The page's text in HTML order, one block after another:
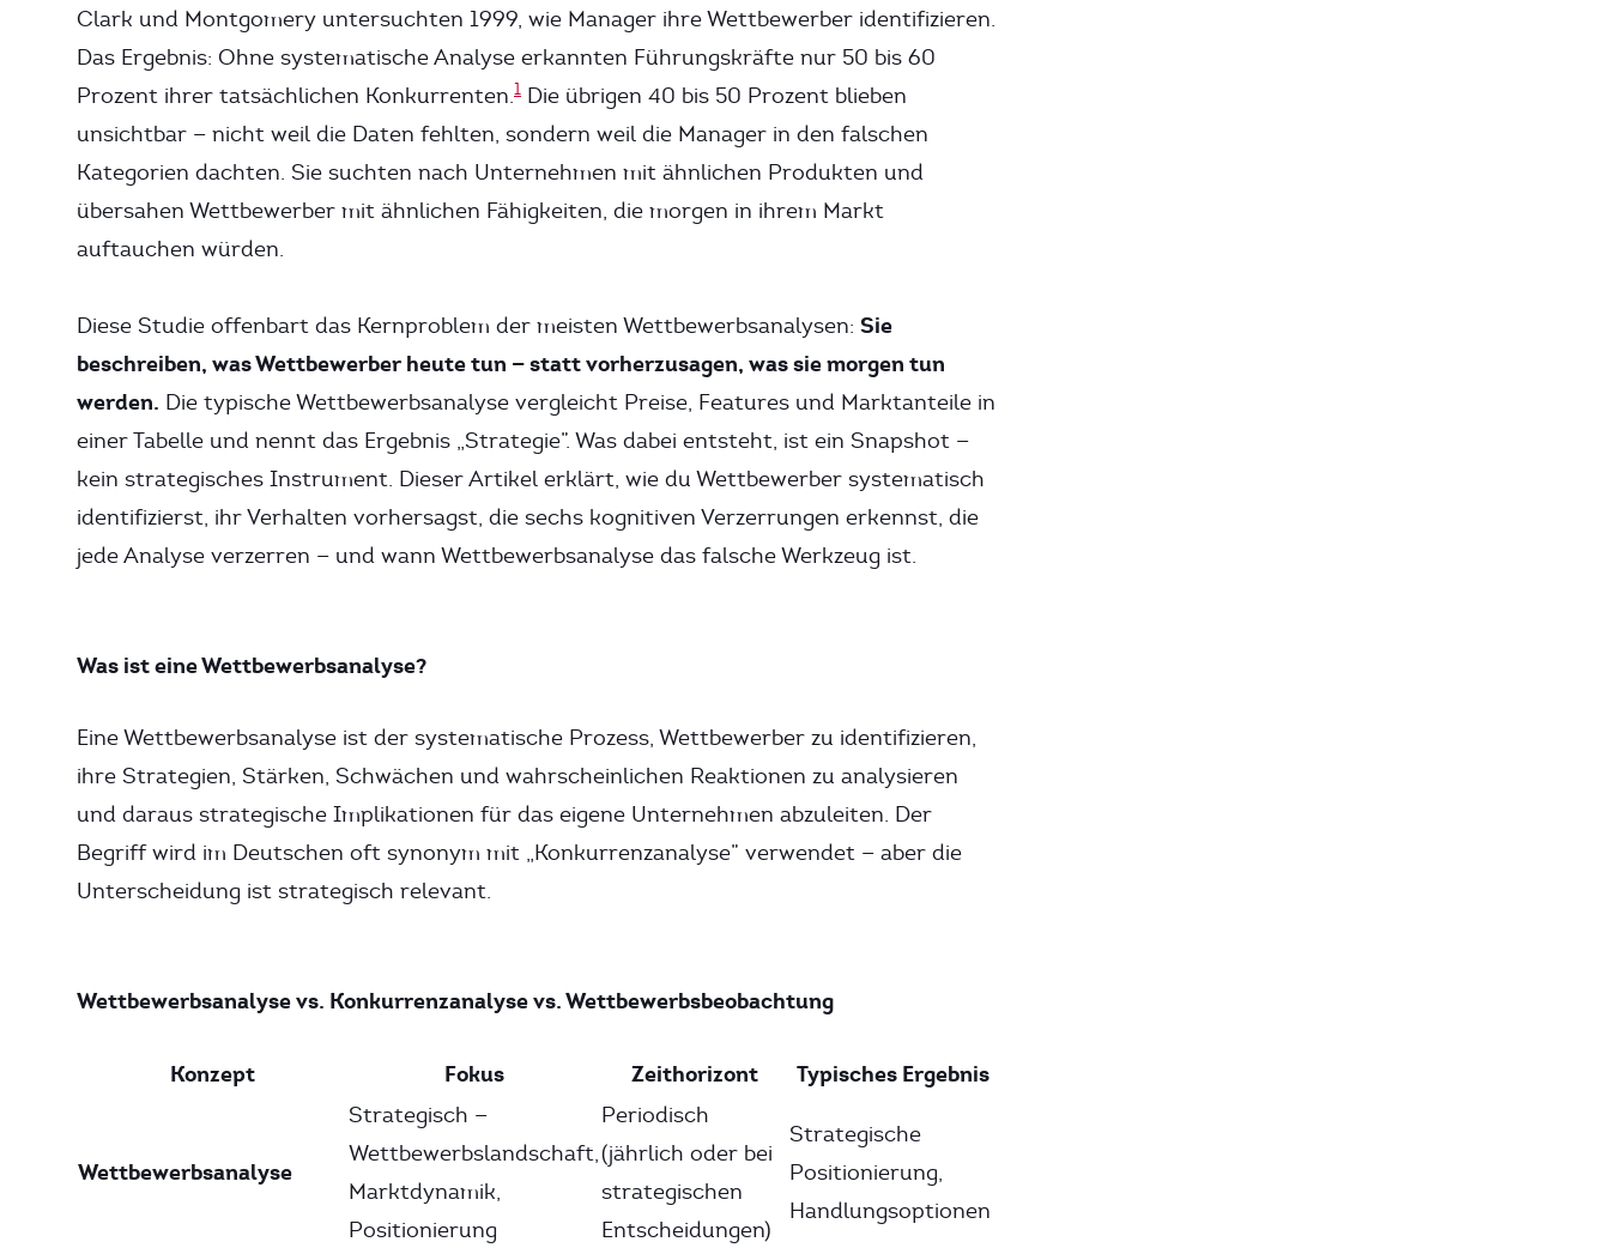
Clark und Montgomery untersuchten 1999, wie Manager ihre Wettbewerber identifizieren.
Das Ergebnis: Ohne systematische Analyse erkannten Führungskräfte nur 50 bis 60
Prozent ihrer tatsächlichen Konkurrenten.1 Die übrigen 40 bis 50 Prozent blieben
unsichtbar — nicht weil die Daten fehlten, sondern weil die Manager in den falschen
Kategorien dachten. Sie suchten nach Unternehmen mit ähnlichen Produkten und
übersahen Wettbewerber mit ähnlichen Fähigkeiten, die morgen in ihrem Markt
auftauchen würden.
Diese Studie offenbart das Kernproblem der meisten Wettbewerbsanalysen: Sie
beschreiben, was Wettbewerber heute tun — statt vorherzusagen, was sie morgen tun
werden. Die typische Wettbewerbsanalyse vergleicht Preise, Features und Marktanteile in
einer Tabelle und nennt das Ergebnis „Strategie”. Was dabei entsteht, ist ein Snapshot —
kein strategisches Instrument. Dieser Artikel erklärt, wie du Wettbewerber systematisch
identifizierst, ihr Verhalten vorhersagst, die sechs kognitiven Verzerrungen erkennst, die
jede Analyse verzerren — und wann Wettbewerbsanalyse das falsche Werkzeug ist.
Was ist eine Wettbewerbsanalyse?
Eine Wettbewerbsanalyse ist der systematische Prozess, Wettbewerber zu identifizieren,
ihre Strategien, Stärken, Schwächen und wahrscheinlichen Reaktionen zu analysieren
und daraus strategische Implikationen für das eigene Unternehmen abzuleiten. Der
Begriff wird im Deutschen oft synonym mit „Konkurrenzanalyse” verwendet — aber die
Unterscheidung ist strategisch relevant.
Wettbewerbsanalyse vs. Konkurrenzanalyse vs. Wettbewerbsbeobachtung
Konzept Fokus Zeithorizont Typisches Ergebnis
Wettbewerbsanalyse
Strategisch —
Wettbewerbslandschaft,
Marktdynamik,
Positionierung
Periodisch
(jährlich oder bei
strategischen
Entscheidungen)
Strategische
Positionierung,
Handlungsoptionen